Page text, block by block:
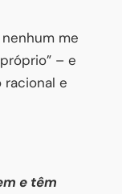
me
– e
e
e têm